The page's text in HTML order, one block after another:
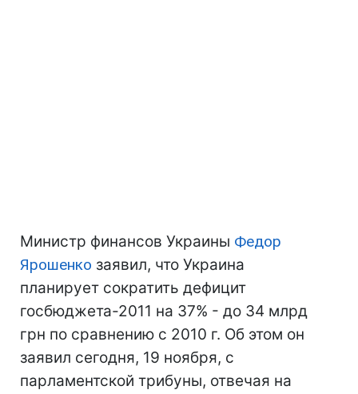
Министр финансов Украины Федор
Ярошенко заявил, что Украина
планирует сократить дефицит
госбюджета-2011 на 37% - до 34 млрд
грн по сравнению с 2010 г. Об этом он
заявил сегодня, 19 ноября, с
парламентской трибуны, отвечая на